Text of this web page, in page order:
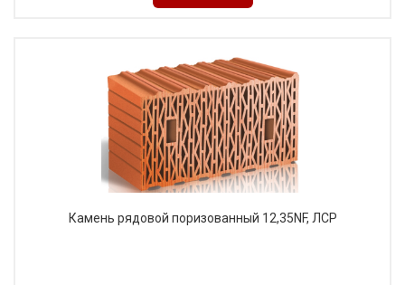
Камень рядовой поризованный 12,35NF, ЛСР